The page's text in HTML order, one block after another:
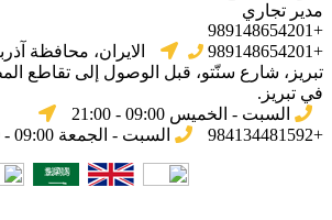
مدير تجاري
+989148654201
+989148654201
الایران، محافظة
تبریز، شارع سنّتو، قبل الوصول إلى تقاطع
في تبریز.
السبت - الخميس 09:00 - 21:00
+984134481592
السبت - الجمعة 09:00 - 17:00